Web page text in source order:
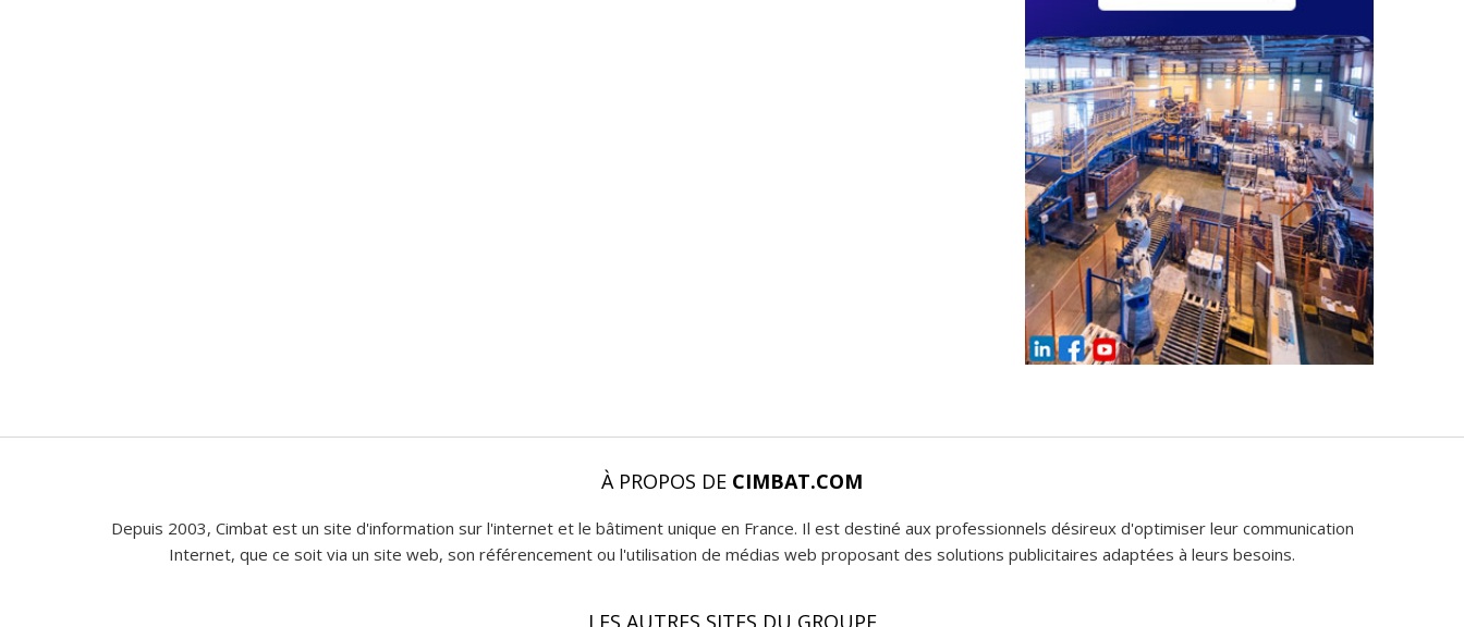
À PROPOS DE CIMBAT.COM
Depuis 2003, Cimbat est un site d'information sur l'internet et le bâtiment unique en France. Il est destiné aux professionnels désireux d'optimiser leur communication
Internet, que ce soit via un site web, son référencement ou l'utilisation de médias web proposant des solutions publicitaires adaptées à leurs besoins.
LES AUTRES SITES DU GROUPE